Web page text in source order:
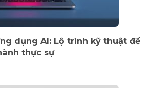
dụng AI: Lộ trình kỹ thuật để
thực sự